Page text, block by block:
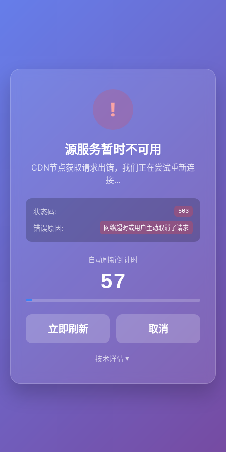
源服务暂时不可用
CDN节点获取请求出错，我们正在尝试重新连
接...
状态码: 503
错误原因: 网络超时或用户主动取消了请求
自动刷新倒计时
57
立即刷新 取消
技术详情▼